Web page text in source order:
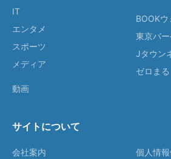
IT
エンタメ
スポーツ
メディア
動画
BOOKウ
東京バ
Jタウン
ゼロまる
サイトについて
会社案内
個人情